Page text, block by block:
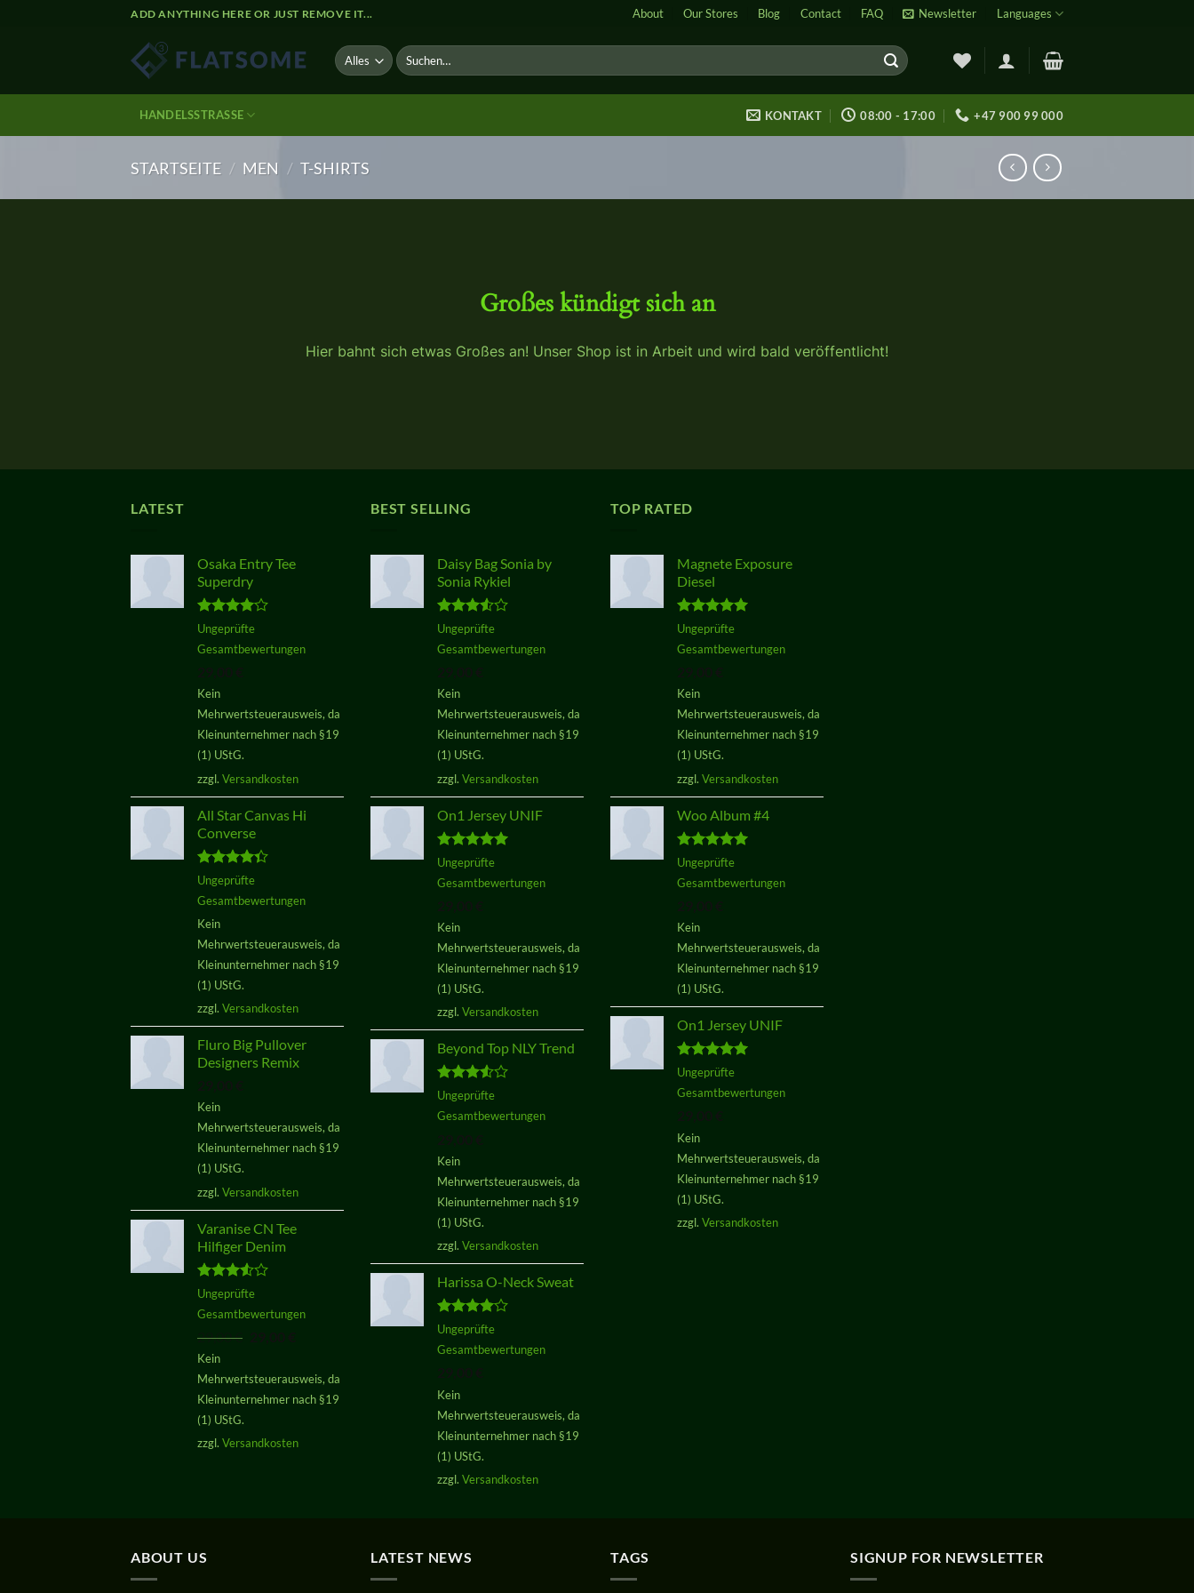
ADD ANYTHING HERE OR JUST REMOVE IT... About Our Stores Blog Contact FAQ Newsletter Languages
Suche
nach:
HANDELSSTRASSE KONTAKT 08:00 - 17:00 +47 900 99 000
STARTSEITE / MEN / T-SHIRTS
Großes kündigt sich an
Hier bahnt sich etwas Großes an! Unser Shop ist in Arbeit und wird bald veröffentlicht!
LATEST
Osaka Entry Tee
Superdry
Bewertet
von 5
Ungeprüfte
Gesamtbewertungen
Kein
Mehrwertsteuerausweis, da
Kleinunternehmer nach §19
(1) UStG.
zzgl. Versandkosten
All Star Canvas Hi
Converse
Bewertet
von 5
Ungeprüfte
Gesamtbewertungen
Kein
Mehrwertsteuerausweis, da
Kleinunternehmer nach §19
(1) UStG.
zzgl. Versandkosten
Fluro Big Pullover
Designers Remix
Kein
Mehrwertsteuerausweis, da
Kleinunternehmer nach §19
(1) UStG.
zzgl. Versandkosten
Varanise CN Tee
Hilfiger Denim
Bewertet
von 5
Ungeprüfte
Gesamtbewertungen
29,00€
war:
29,00 €
ist:
29,00 €.
Kein
Mehrwertsteuerausweis, da
Kleinunternehmer nach §19
(1) UStG.
zzgl. Versandkosten
BEST SELLING
Daisy Bag Sonia by
Sonia Rykiel
Bewertet
von 5
Ungeprüfte
Gesamtbewertungen
Kein
Mehrwertsteuerausweis, da
Kleinunternehmer nach §19
(1) UStG.
zzgl. Versandkosten
On1 Jersey UNIF
Bewertet
von 5
Ungeprüfte
Gesamtbewertungen
Kein
Mehrwertsteuerausweis, da
Kleinunternehmer nach §19
(1) UStG.
zzgl. Versandkosten
Beyond Top NLY Trend
Bewertet
von 5
Ungeprüfte
Gesamtbewertungen
Kein
Mehrwertsteuerausweis, da
Kleinunternehmer nach §19
(1) UStG.
zzgl. Versandkosten
Harissa O-Neck Sweat
Bewertet
von 5
Ungeprüfte
Gesamtbewertungen
Kein
Mehrwertsteuerausweis, da
Kleinunternehmer nach §19
(1) UStG.
zzgl. Versandkosten
TOP RATED
Magnete Exposure
Diesel
Bewertet
von 5
Ungeprüfte
Gesamtbewertungen
Kein
Mehrwertsteuerausweis, da
Kleinunternehmer nach §19
(1) UStG.
zzgl. Versandkosten
Woo Album #4
Bewertet
von 5
Ungeprüfte
Gesamtbewertungen
Kein
Mehrwertsteuerausweis, da
Kleinunternehmer nach §19
(1) UStG.
On1 Jersey UNIF
Bewertet
von 5
Ungeprüfte
Gesamtbewertungen
Kein
Mehrwertsteuerausweis, da
Kleinunternehmer nach §19
(1) UStG.
zzgl. Versandkosten
ABOUT US LATEST NEWS TAGS SIGNUP FOR NEWSLETTER